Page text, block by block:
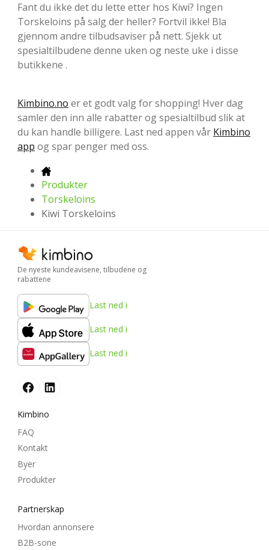
Fant du ikke det du lette etter hos Kiwi? Ingen
Torskeloins på salg der heller? Fortvil ikke! Bla
gjennom andre tilbudsaviser på nett. Sjekk ut
spesialtilbudene denne uken og neste uke i disse
butikkene .
Kimbino.no er et godt valg for shopping! Hver dag
samler den inn alle rabatter og spesialtilbud slik at
du kan handle billigere. Last ned appen vår Kimbino
app og spar penger med oss.
Produkter
Torskeloins
Kiwi Torskeloins
De nyeste kundeavisene, tilbudene og
rabattene
Last ned i
Last ned i
Last ned i
Kimbino
FAQ
Kontakt
Byer
Produkter
Partnerskap
Hvordan annonsere
B2B-sone